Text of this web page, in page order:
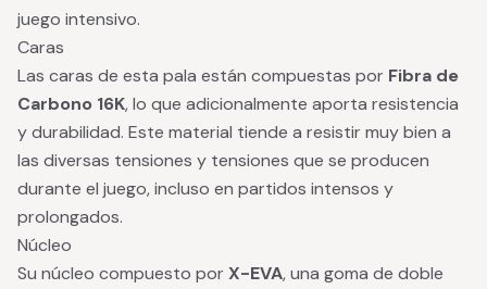
juego intensivo.
Caras
Las caras de esta pala están compuestas por Fibra de
Carbono 16K, lo que adicionalmente aporta resistencia
y durabilidad. Este material tiende a resistir muy bien a
las diversas tensiones y tensiones que se producen
durante el juego, incluso en partidos intensos y
prolongados.
Núcleo
Su núcleo compuesto por X-EVA, una goma de doble